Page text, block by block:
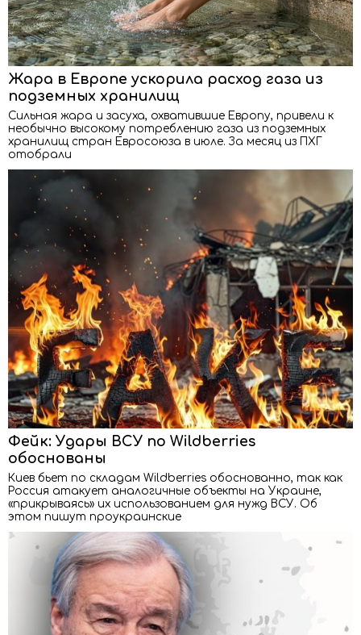
Жара в Европе ускорила расход газа из
подземных хранилищ
Сильная жара и засуха, охватившие Европу, привели к
необычно высокому потреблению газа из подземных
хранилищ стран Евросоюза в июле. За месяц из ПХГ
отобрали
Фейк: Удары ВСУ по Wildberries
обоснованы
Киев бьет по складам Wildberries обоснованно, так как
Россия атакует аналогичные объекты на Украине,
«прикрываясь» их использованием для нужд ВСУ. Об
этом пишут проукраинские